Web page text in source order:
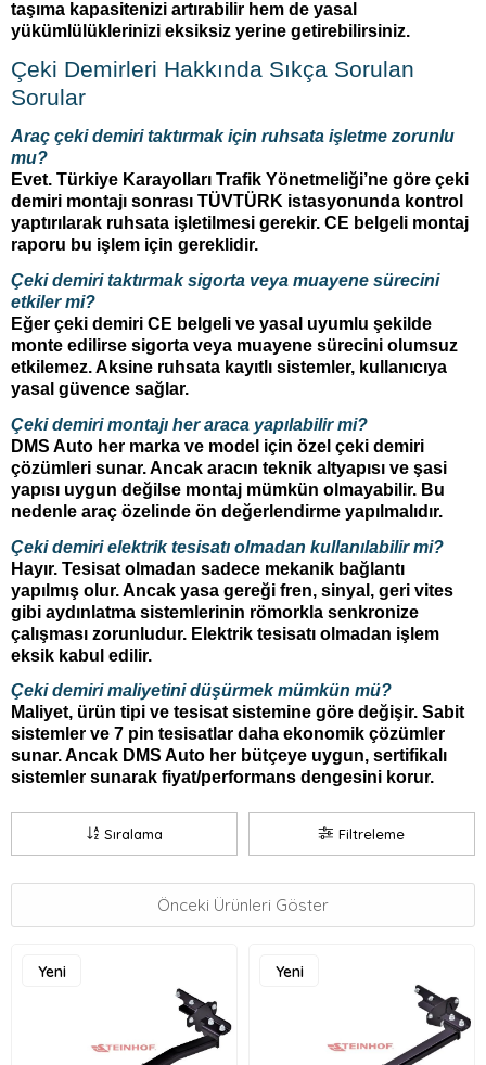
taşıma kapasitenizi artırabilir hem de yasal
yükümlülüklerinizi eksiksiz yerine getirebilirsiniz.
Çeki Demirleri Hakkında Sıkça Sorulan
Sorular
Araç çeki demiri taktırmak için ruhsata işletme zorunlu
mu?
Evet. Türkiye Karayolları Trafik Yönetmeliği’ne göre çeki
demiri montajı sonrası TÜVTÜRK istasyonunda kontrol
yaptırılarak ruhsata işletilmesi gerekir. CE belgeli montaj
raporu bu işlem için gereklidir.
Çeki demiri taktırmak sigorta veya muayene sürecini
etkiler mi?
Eğer çeki demiri CE belgeli ve yasal uyumlu şekilde
monte edilirse sigorta veya muayene sürecini olumsuz
etkilemez. Aksine ruhsata kayıtlı sistemler, kullanıcıya
yasal güvence sağlar.
Çeki demiri montajı her araca yapılabilir mi?
DMS Auto her marka ve model için özel çeki demiri
çözümleri sunar. Ancak aracın teknik altyapısı ve şasi
yapısı uygun değilse montaj mümkün olmayabilir. Bu
nedenle araç özelinde ön değerlendirme yapılmalıdır.
Çeki demiri elektrik tesisatı olmadan kullanılabilir mi?
Hayır. Tesisat olmadan sadece mekanik bağlantı
yapılmış olur. Ancak yasa gereği fren, sinyal, geri vites
gibi aydınlatma sistemlerinin römorkla senkronize
çalışması zorunludur. Elektrik tesisatı olmadan işlem
eksik kabul edilir.
Çeki demiri maliyetini düşürmek mümkün mü?
Maliyet, ürün tipi ve tesisat sistemine göre değişir. Sabit
sistemler ve 7 pin tesisatlar daha ekonomik çözümler
sunar. Ancak DMS Auto her bütçeye uygun, sertifikalı
sistemler sunarak fiyat/performans dengesini korur.
Filtreleme
Sıralama
Önceki Ürünleri Göster
Yeni
Yeni